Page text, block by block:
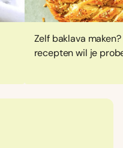
Zelf baklava
recepten wil je